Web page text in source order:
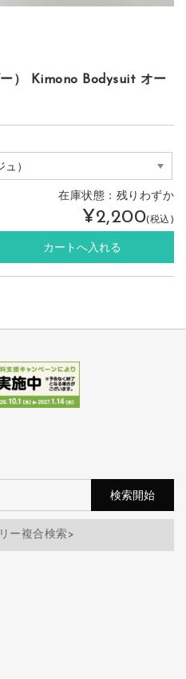
） Kimono Bodysuit オー
在庫状態： 残りわずか
¥2,200(税込)
ー複合検索>